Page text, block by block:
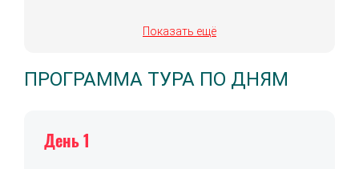
Показать ещё
ПРОГРАММА ТУРА ПО ДНЯМ
День 1